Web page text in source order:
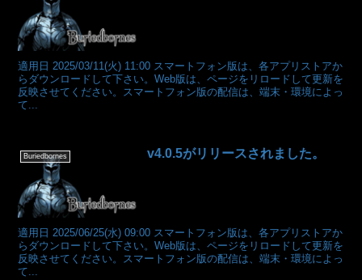
適用日 2025/03/11(火) 11:00 スマートフォン版は、各アプリストアか
らダウンロードして下さい。Web版は、ページをリロードして更新を
反映させてください。スマートフォン版の配信は、端末・環境によっ
て...
Buriedbornes v4.0.5がリリースされました。
適用日 2025/06/25(水) 09:00 スマートフォン版は、各アプリストアか
らダウンロードして下さい。Web版は、ページをリロードして更新を
反映させてください。スマートフォン版の配信は、端末・環境によっ
て...